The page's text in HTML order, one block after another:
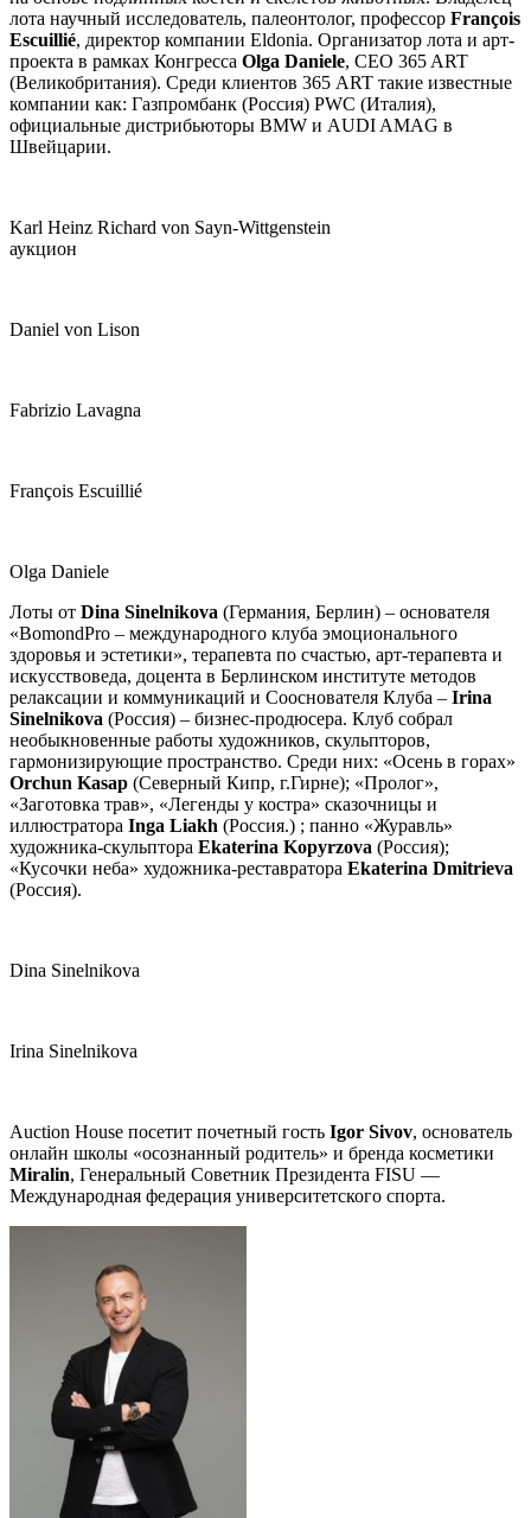
лота научный исследователь, палеонтолог, профессор François
Escuillié, директор компании Eldonia. Организатор лота и арт-
проекта в рамках Конгресса Olga Daniele, CEO 365 ART
(Великобритания). Среди клиентов 365 ART такие известные
компании как: Газпромбанк (Россия) PWC (Италия),
официальные дистрибьюторы BMW и AUDI AMAG в
Швейцарии.
Karl Heinz Richard von Sayn-Wittgenstein
аукцион
Daniel von Lison
Fabrizio Lavagna
François Escuillié
Olga Daniele
Лоты от Dina Sinelnikova (Германия, Берлин) – основателя
«BomondPro – международного клуба эмоционального
здоровья и эстетики», терапевта по счастью, арт-терапевта и
искусствоведа, доцента в Берлинском институте методов
релаксации и коммуникаций и Сооснователя Клуба – Irina
Sinelnikova (Россия) – бизнес-продюсера. Клуб собрал
необыкновенные работы художников, скульпторов,
гармонизирующие пространство. Среди них: «Осень в горах»
Orchun Kasap (Северный Кипр, г.Гирне); «Пролог»,
«Заготовка трав», «Легенды у костра» сказочницы и
иллюстратора Inga Liakh (Россия.) ; панно «Журавль»
художника-скульптора Ekaterina Kopyrzova (Россия);
«Кусочки неба» художника-реставратора Ekaterina Dmitrieva
(Россия).
Dina Sinelnikova
Irina Sinelnikova
Auction House посетит почетный гость Igor Sivov, основатель
онлайн школы «осознанный родитель» и бренда косметики
Miralin, Генеральный Советник Президента FISU —
Международная федерация университетского спорта.